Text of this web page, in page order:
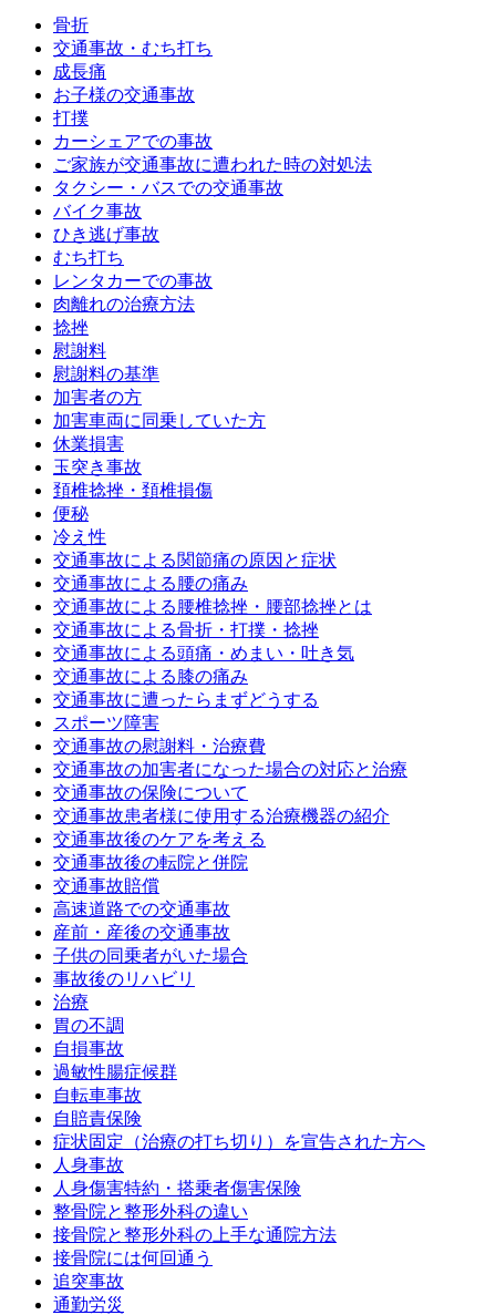
骨折
交通事故・むち打ち
成長痛
お子様の交通事故
打撲
カーシェアでの事故
ご家族が交通事故に遭われた時の対処法
タクシー・バスでの交通事故
バイク事故
ひき逃げ事故
むち打ち
レンタカーでの事故
肉離れの治療方法
捻挫
慰謝料
慰謝料の基準
加害者の方
加害車両に同乗していた方
休業損害
玉突き事故
頚椎捻挫・頚椎損傷
便秘
冷え性
交通事故による関節痛の原因と症状
交通事故による腰の痛み
交通事故による腰椎捻挫・腰部捻挫とは
交通事故による骨折・打撲・捻挫
交通事故による頭痛・めまい・吐き気
交通事故による膝の痛み
交通事故に遭ったらまずどうする
スポーツ障害
交通事故の慰謝料・治療費
交通事故の加害者になった場合の対応と治療
交通事故の保険について
交通事故患者様に使用する治療機器の紹介
交通事故後のケアを考える
交通事故後の転院と併院
交通事故賠償
高速道路での交通事故
産前・産後の交通事故
子供の同乗者がいた場合
事故後のリハビリ
治療
胃の不調
自損事故
過敏性腸症候群
自転車事故
自賠責保険
症状固定（治療の打ち切り）を宣告された方へ
人身事故
人身傷害特約・搭乗者傷害保険
整骨院と整形外科の違い
接骨院と整形外科の上手な通院方法
接骨院には何回通う
追突事故
通勤労災